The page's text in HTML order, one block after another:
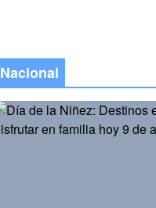
Nacional